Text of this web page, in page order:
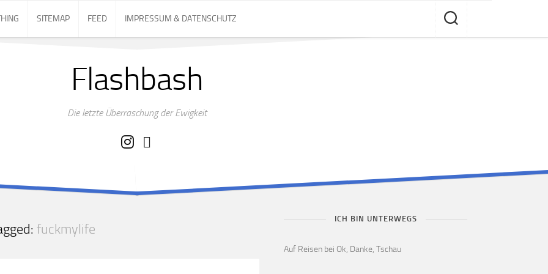
SITEMAP FEED IMPRESSUM & DATENSCHUTZ
Flashbash
Die letzte Überraschung der Ewigkeit
fuckmylife
ICH BIN UNTERWEGS
Auf Reisen bei Ok, Danke, Tschau